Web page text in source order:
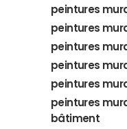
peintures
peintures
peintures
peintures
peintures
peintures
bâtiment